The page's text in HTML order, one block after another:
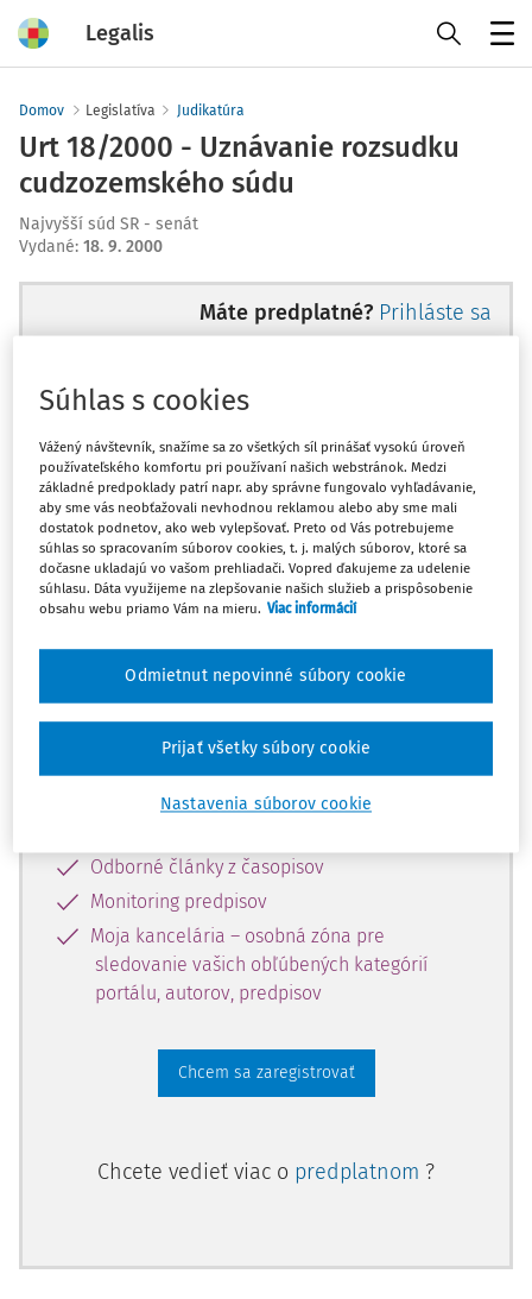
Legalis
Domov Legislatíva Judikatúra
Urt 18/2000 - Uznávanie rozsudku
cudzozemského súdu
Najvyšší súd SR - senát
Vydané: 18. 9. 2000
Máte predplatné? Prihláste sa
Ups, zatiaľ ste si prečítali len
začiatok...
Celý odborný obsah z tejto oblasti je
dostupný predplatiteľom portálu.
Odomknite si prístup k odbornému
obsahu a získajte prístup na 10 dní
zdarma, stačí sa len zaregistrovať.
Vďaka registrácii získate prístup aj k
vybranému obsahu:
Odborné články z časopisov
Monitoring predpisov
Moja kancelária – osobná zóna pre
sledovanie vašich obľúbených kategórií
portálu, autorov, predpisov
Chcem sa zaregistrovať
Chcete vedieť viac o predplatnom ?
Súhlas s cookies
Vážený návštevník, snažíme sa zo všetkých síl prinášať vysokú úroveň
používateľského komfortu pri používaní našich webstránok. Medzi
základné predpoklady patrí napr. aby správne fungovalo vyhľadávanie,
aby sme vás neobťažovali nevhodnou reklamou alebo aby sme mali
dostatok podnetov, ako web vylepšovať. Preto od Vás potrebujeme
súhlas so spracovaním súborov cookies, t. j. malých súborov, ktoré sa
dočasne ukladajú vo vašom prehliadači. Vopred ďakujeme za udelenie
súhlasu. Dáta využijeme na zlepšovanie našich služieb a prispôsobenie
obsahu webu priamo Vám na mieru. Viac informácií
Nastavenia súborov cookie
Odmietnut nepovinné súbory cookie
Prijať všetky súbory cookie